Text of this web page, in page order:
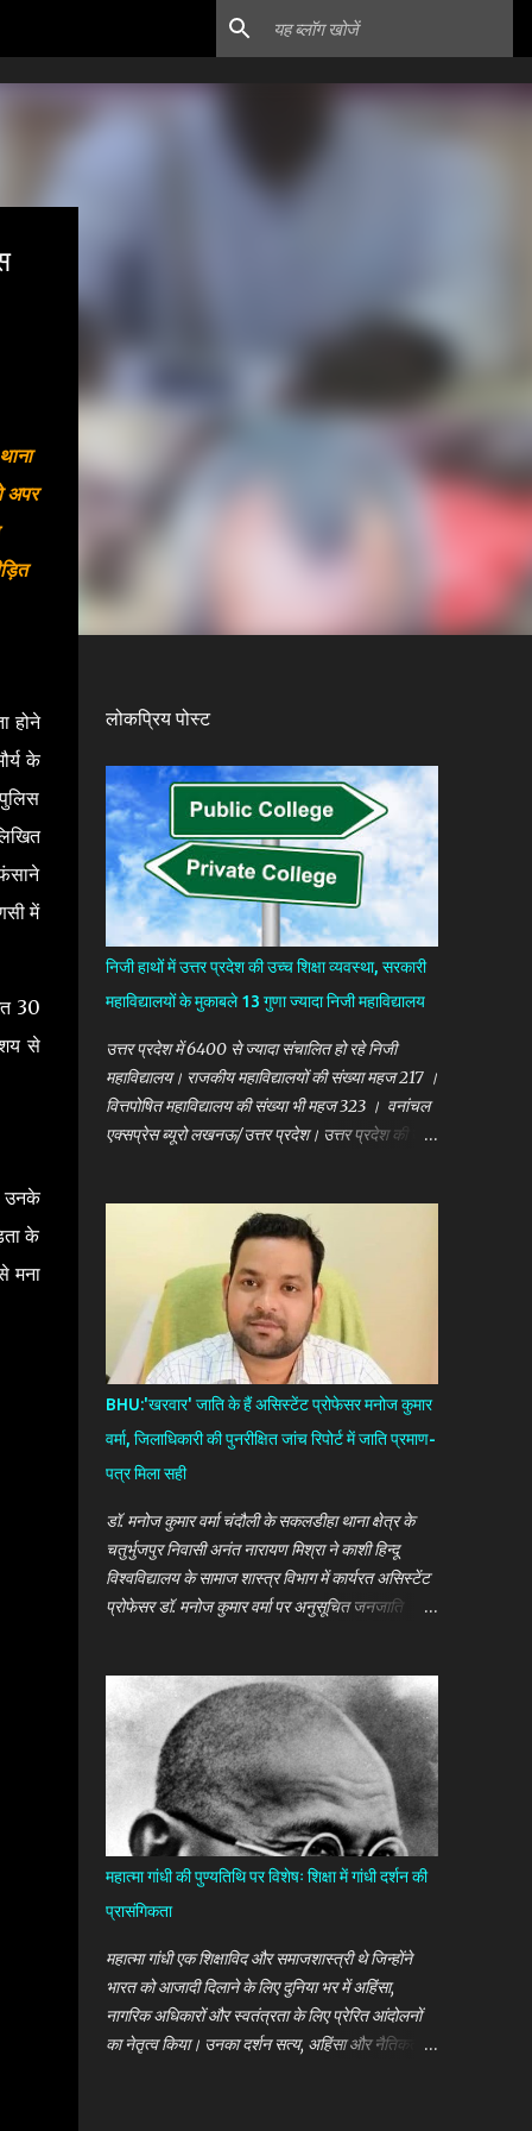
अपर
होने
के
में
30
से
उनके
के
मना
लोकप्रिय पोस्ट
निजी हाथों में उत्तर प्रदेश की उच्च शिक्षा व्यवस्था, सरकारी
महाविद्यालयों के मुकाबले 13 गुणा ज्यादा निजी महाविद्यालय
उत्तर प्रदेश में 6400 से ज्यादा संचालित हो रहे निजी
महाविद्यालय। राजकीय महाविद्यालयों की संख्या महज 217 ।
वित्तपोषित महाविद्यालय की संख्या भी महज 323 । वनांचल
एक्सप्रेस ब्यूरो लखनऊ/उत्तर प्रदेश। उत्तर प्रदेश की उच्च
के मुकाबले निजी शिक्षण संस्थानों की संख्या 13 गुणा ज्यादा हो
गई है। अगर उत्तर प्रदेश में उच्च शिक्षा प्रदान करने वाले
महाविद्यालयों की बात करें तो राज्य में 6400 के करीब निजी
महाविद्यालय संचालित हो रहे हैं जबकि सरकारी इमदाद से
संचालित होने वाले कुल महाविद्यालयों की संख्या महज 540
है। इनमें 323 महाविद्यालय राज्य सरकार द्वारा वित्तपोषित हैं।
राजकीय महाविद्यालयों की संख्या महज 217 है।
BHU:'खरवार' जाति के हैं असिस्टेंट प्रोफेसर मनोज कुमार
वर्मा, जिलाधिकारी की पुनरीक्षित जांच रिपोर्ट में जाति प्रमाण-
पत्र मिला सही
डॉ. मनोज कुमार वर्मा चंदौली के सकलडीहा थाना क्षेत्र के
चतुर्भुजपुर निवासी अनंत नारायण मिश्रा ने काशी हिन्दू
विश्वविद्यालय के सामाज शास्त्र विभाग में कार्यरत असिस्टेंट
प्रोफेसर डॉ. मनोज कुमार वर्मा पर अनुसूचित जनजाति
लगाया था आरोप। वनांचल एक्सप्रेस ब्यूरो सोनभद्र। काशी
हिन्दू विश्वविद्यालय (बीएचयू) के समाज शास्त्र विभाग में
कार्यरत असिस्टेंट प्रोफेसर डॉ. मनोज कुमार वर्मा का
'खरवार' अनुसूचित जनजाति का निर्गत प्रमाण-पत्र वैध
निकला है। जिलाधिकारी की जिला स्तरीय स्क्रूटनी कमेटी
ने सोमवार को अपनी ही पूर्व की रिपोर्ट को खारिज करते हुए
उनके प्रमाण-पत्र पर वैधानिकता की मुहर लगा दी।
महात्मा गांधी की पुण्यतिथि पर विशेषः शिक्षा में गांधी दर्शन की
प्रासंगिकता
महात्मा गांधी एक शिक्षाविद और समाजशास्त्री थे जिन्होंने
भारत को आजादी दिलाने के लिए दुनिया भर में अहिंसा,
नागरिक अधिकारों और स्वतंत्रता के लिए प्रेरित आंदोलनों
का नेतृत्व किया। उनका दर्शन सत्य, अहिंसा और नैतिकता